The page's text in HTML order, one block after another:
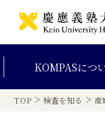
KOMPASにつ
TOP > 検査を知る > 産